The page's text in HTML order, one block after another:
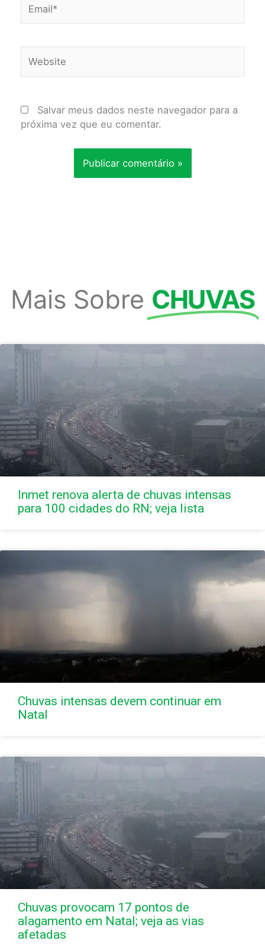
Salvar meus dados neste navegador para a
próxima vez que eu comentar.
Mais Sobre CHUVAS
Inmet renova alerta de chuvas intensas
para 100 cidades do RN; veja lista
Chuvas intensas devem continuar em
Natal
Chuvas provocam 17 pontos de
alagamento em Natal; veja as vias
afetadas